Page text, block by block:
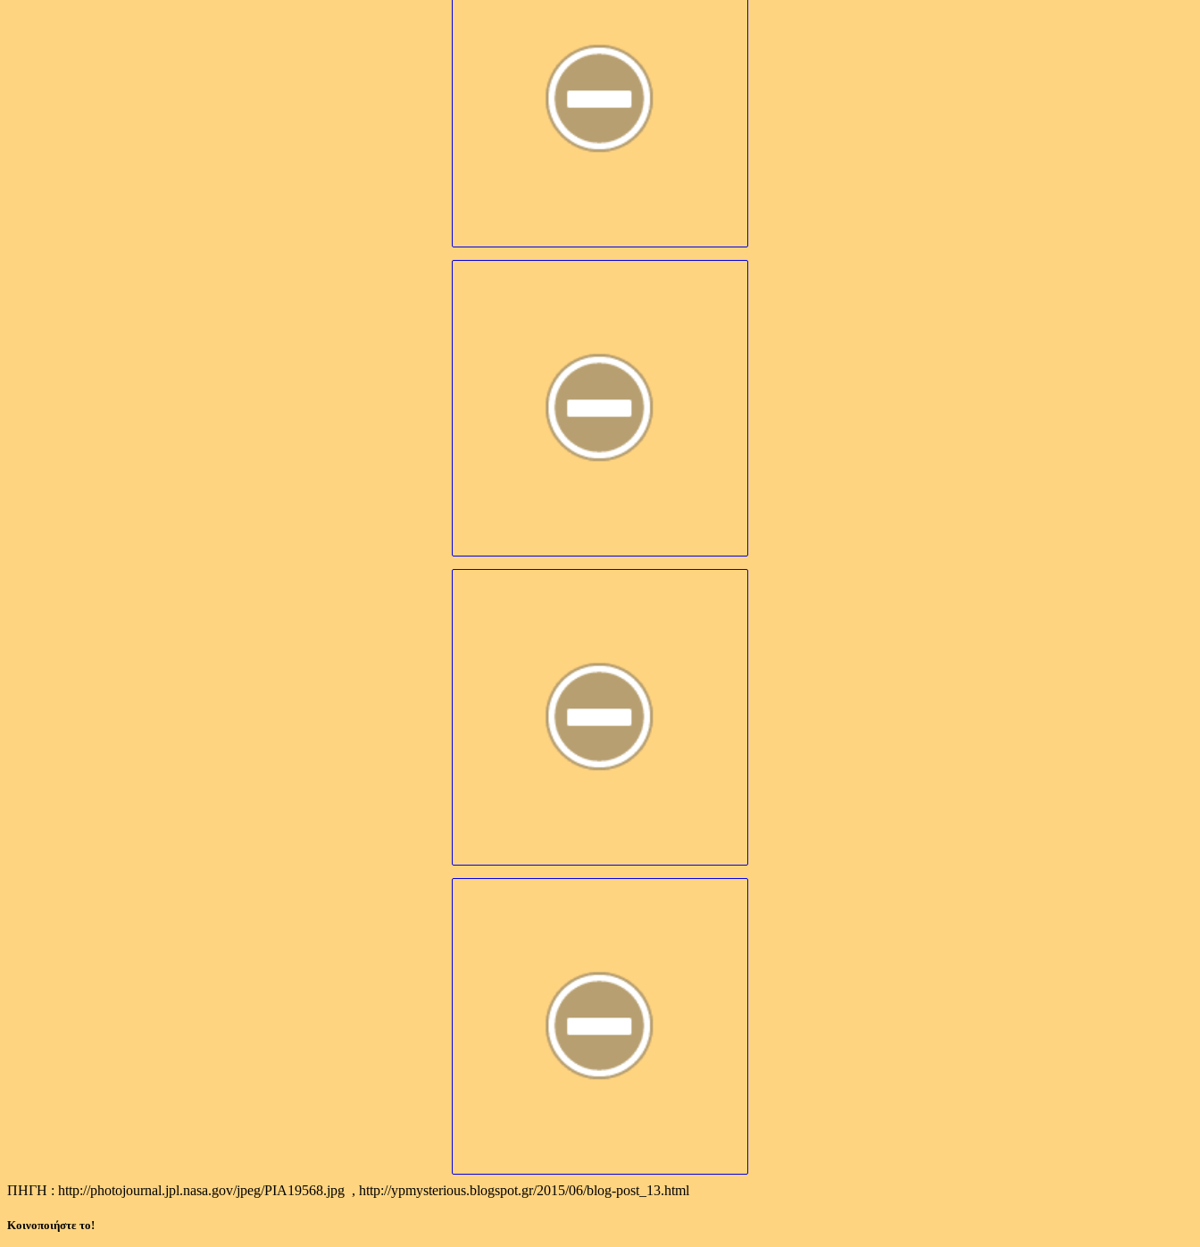
ΠΗΓΗ : http://photojournal.jpl.nasa.gov/jpeg/PIA19568.jpg , http://ypmysterious.blogspot.gr/2015/06/blog-post_13.html
Κοινοποιήστε το!